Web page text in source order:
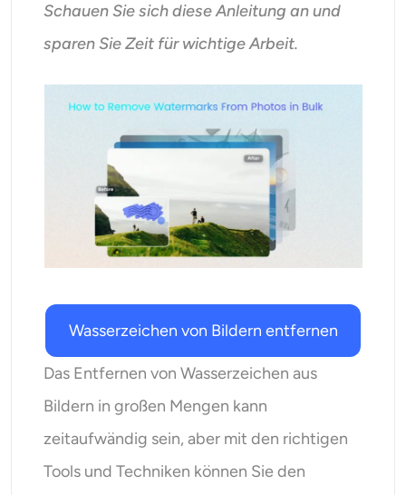
KI neu einfärben
Hochformat-Werkzeuge
Frisuren-Wechsler
Kleiderbügel
KI-Baby
KI-Filter
Headshot-Generator Pro
KI-Headshot-Generator
Passfoto-Ersteller
Schauen Sie sich diese Anleitung an und
sparen Sie Zeit für wichtige Arbeit.
Wasserzeichen von Bildern entfernen
Das Entfernen von Wasserzeichen aus
Bildern in großen Mengen kann
zeitaufwändig sein, aber mit den richtigen
Tools und Techniken können Sie den